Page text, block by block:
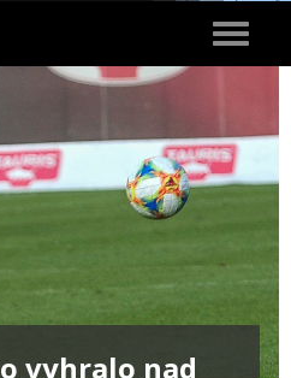
Toggle
vyhralo nad